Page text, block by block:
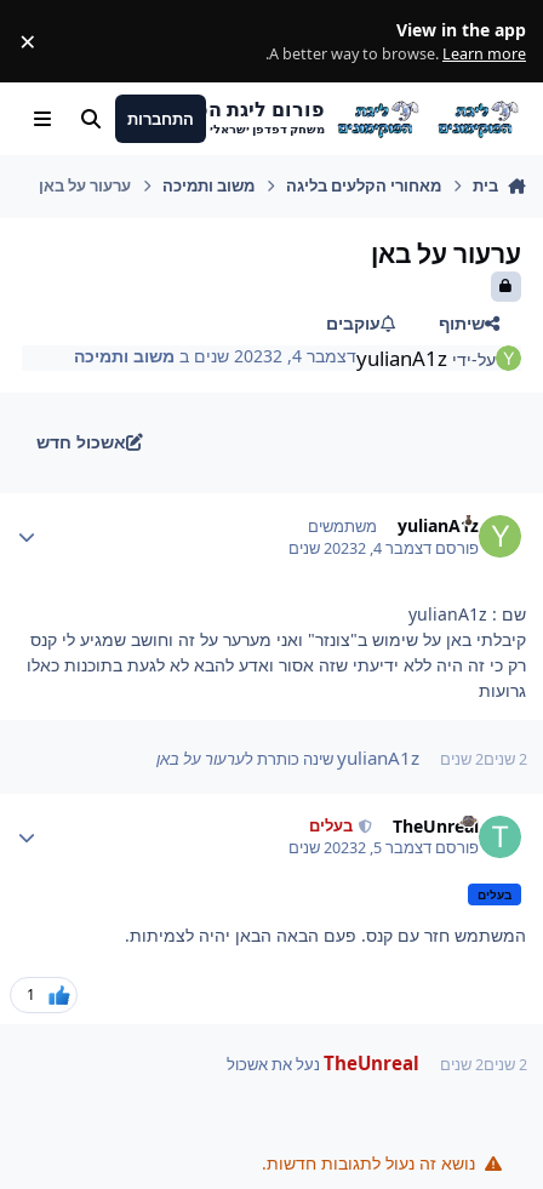
View in the app
A better way to browse. Learn more
.
×
פורום ליגת הפוקימונים
משחק דפדפן ישראלי
התחברות חיפוש Menu
בית מאחורי הקלעים בליגה משוב ותמיכה ערעור על באן
ערעור על באן
שיתוף
עוקבים
על-ידיyulianA1zדצמבר 4, 2023 2 שנים ב משוב ותמיכה
אשכול חדש
yulianA1z משתמשים
פורסםדצמבר 4, 2023 2 שנים
שם : yulianA1z
קיבלתי באן על שימוש ב"צונזר" ואני מערער על זה וחושב שמגיע לי קנס
רק כי זה היה ללא ידיעתי שזה אסור ואדע להבא לא לגעת בתוכנות כאלו
גרועות
2 שנים 2 שנים yulianA1zשינה כותרת לערעור על באן
TheUnreal בעלים
פורסםדצמבר 5, 2023 2 שנים
בעלים
המשתמש חזר עם קנס. פעם הבאה הבאן יהיה לצמיתות.
1
2 שנים 2 שנים TheUnrealנעל את אשכול
נושא זה נעול לתגובות חדשות.